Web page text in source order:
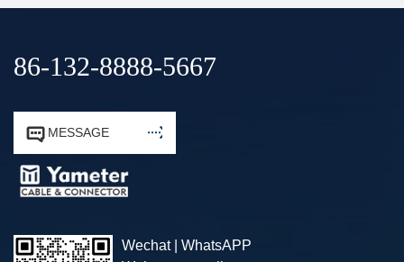
86-132-8888-5667
 MESSAGE 
Wechat | WhatsAPP